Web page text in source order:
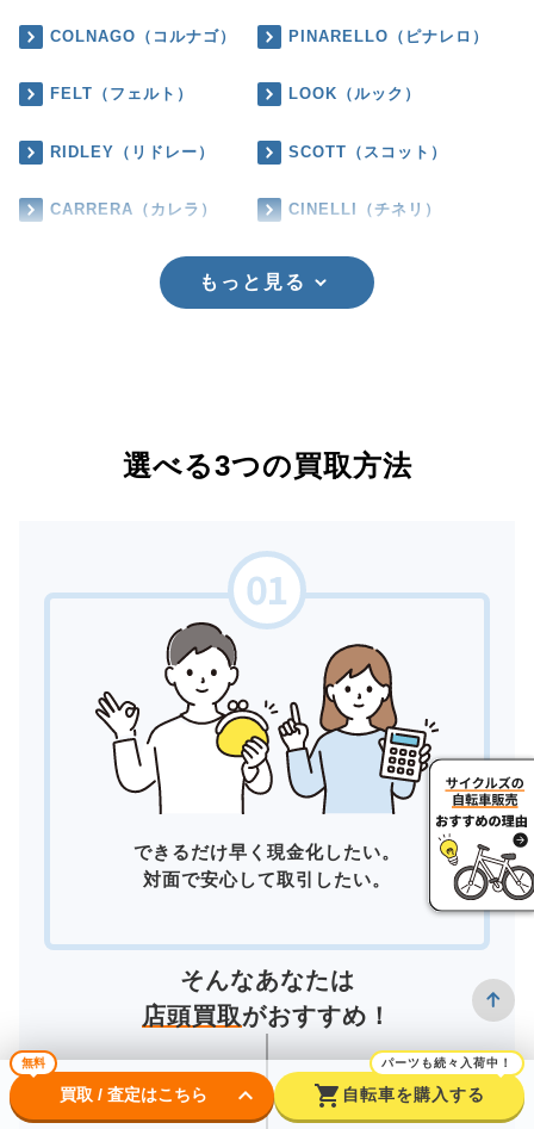
COLNAGO（コルナゴ） PINARELLO（ピナレロ）
FELT（フェルト） LOOK（ルック）
RIDLEY（リドレー） SCOTT（スコット）
CARRERA（カレラ） CINELLI（チネリ）
もっと見る
選べる3つの買取方法
できるだけ早く現金化したい。
対面で安心して取引したい。
そんなあなたは
店頭買取がおすすめ！
無料
買取 / 査定はこちら keyboard_arrow_down shopping_cart
パーツも続々入荷中！
自転車を購入する